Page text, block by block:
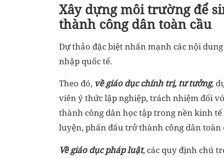
Xây dựng môi trường để
thành công dân toàn cầu
Dự thảo đặc biệt nhấn mạnh các nội
nhập quốc tế.
Theo đó, về giáo dục chính trị, tư tưởng,
viên ý thức lập nghiệp, trách nhiệm đối
thành công dân học tập trong nền kinh
luyện, phấn đấu trở thành công dân toàn
Về giáo dục pháp luật, các quy định chú